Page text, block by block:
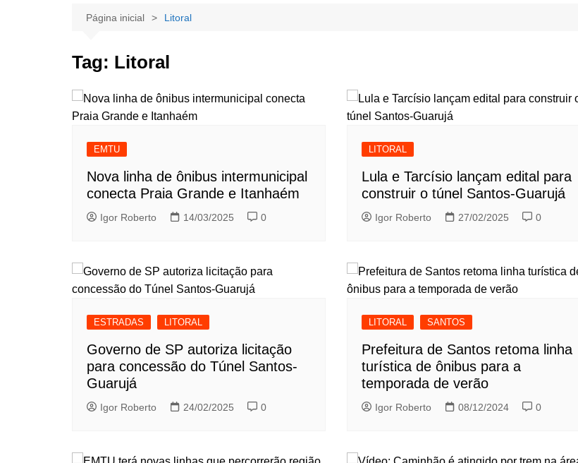
Página inicial Litoral
Tag: Litoral
EMTU
Nova linha de ônibus intermunicipal
conecta Praia Grande e Itanhaém
Igor Roberto 14/03/2025 0
LITORAL
Lula e Tarcísio lançam edital para
construir o túnel Santos-Guarujá
Igor Roberto 27/02/2025 0
ESTRADAS LITORAL
Governo de SP autoriza licitação
para concessão do Túnel Santos-
Guarujá
Igor Roberto 24/02/2025 0
LITORAL SANTOS
Prefeitura de Santos retoma linha
turística de ônibus para a
temporada de verão
Igor Roberto 08/12/2024 0